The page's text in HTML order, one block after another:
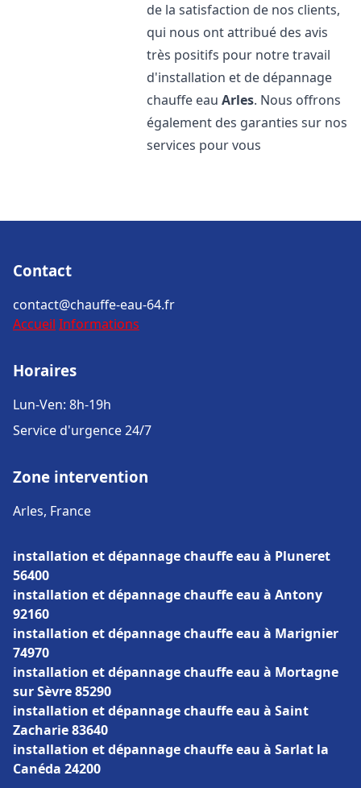
de la satisfaction de nos clients,
qui nous ont attribué des avis
très positifs pour notre travail
d'installation et de dépannage
chauffe eauArles. Nous offrons
également des garanties sur nos
services pour vous
Contact
contact@chauffe-eau-64.fr
Accueil Informations
Horaires
Lun-Ven: 8h-19h
Service d'urgence 24/7
Zone intervention
Arles, France
installation et dépannage chauffe eau à Pluneret
56400
installation et dépannage chauffe eau à Antony
92160
installation et dépannage chauffe eau à Marignier
74970
installation et dépannage chauffe eau à Mortagne
sur Sèvre 85290
installation et dépannage chauffe eau à Saint
Zacharie 83640
installation et dépannage chauffe eau à Sarlat la
Canéda 24200